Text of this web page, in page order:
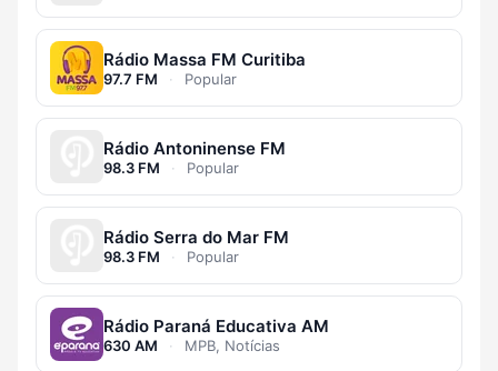
Rádio Massa FM Curitiba
97.7 FM · Popular
Rádio Antoninense FM
98.3 FM · Popular
Rádio Serra do Mar FM
98.3 FM · Popular
Rádio Paraná Educativa AM
630 AM · MPB, Notícias